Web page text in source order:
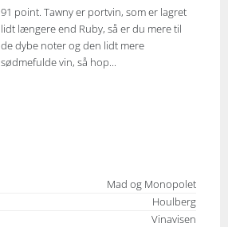
91 point. Tawny er portvin, som er lagret
lidt længere end Ruby, så er du mere til
de dybe noter og den lidt mere
sødmefulde vin, så hop...
Mad og Monopolet
Houlberg
Vinavisen